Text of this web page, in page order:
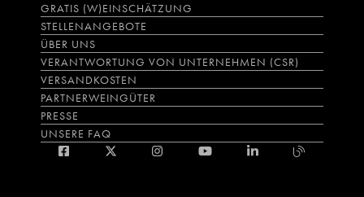
GRATIS (W)EINSCHÄTZUNG
STELLENANGEBOTE
ÜBER UNS
VERANTWORTUNG VON UNTERNEHMEN (CSR)
VERSANDKOSTEN
PARTNERWEINGÜTER
PRESSE
UNSERE FAQ